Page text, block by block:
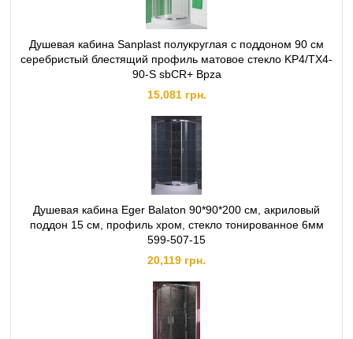
Душевая кабина Sanplast полукруглая с поддоном 90 см
серебристый блестящий профиль матовое стекло KP4/TX4-
90-S sbCR+ Bpza
15,081 грн.
Душевая кабина Eger Balaton 90*90*200 см, акриловый
поддон 15 см, профиль хром, стекло тонированное 6мм
599-507-15
20,119 грн.